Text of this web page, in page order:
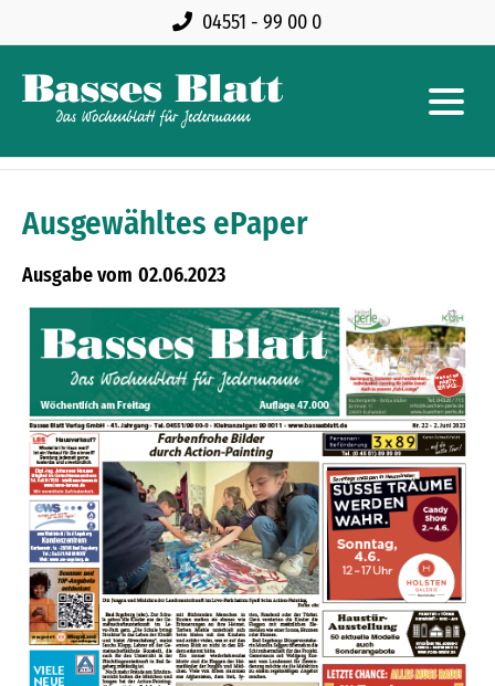
04551 - 99 00 0
Ausgewähltes ePaper
02.06.2023